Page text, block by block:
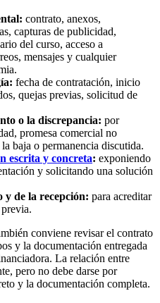
contrato, anexos,
capturas de publicidad,
del curso, acceso a
mensajes y cualquier
fecha de contratación, inicio
quejas previas, solicitud de
o la discrepancia: por
promesa comercial no
baja o permanencia discutida.
escrita y concreta: exponiendo
y solicitando una solución
de la recepción: para acreditar
conviene revisar el contrato
y la documentación entregada
La relación entre
pero no debe darse por
y la documentación completa.